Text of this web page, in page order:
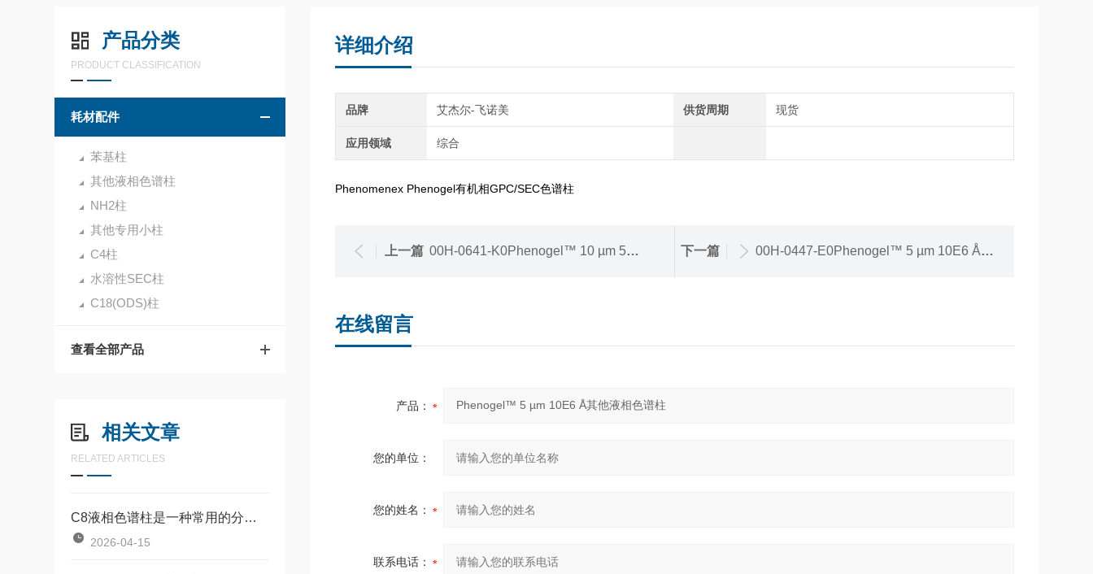
产品分类
PRODUCT CLASSIFICATION
耗材配件
苯基柱
其他液相色谱柱
NH2柱
其他专用小柱
C4柱
水溶性SEC柱
C18(ODS)柱
查看全部产品
相关文章
RELATED ARTICLES
C8液相色谱柱是一种常用的分离分析技术
2026-04-15
详细介绍
品牌 艾杰尔-飞诺美 供货周期 现货
应用领域 综合
Phenomenex Phenogel有机相GPC/SEC色谱柱
上一篇 00H-0641-K0Phenogel™ 10 µm 50 Å其他液相色谱柱 下一篇 00H-0447-E0Phenogel™ 5 µm 10E6 Å其他液相色谱柱
在线留言
产品：
您的单位：
您的姓名：
联系电话：